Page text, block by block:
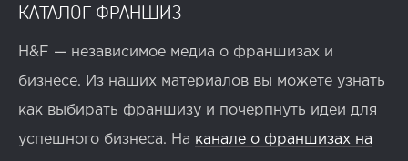
КАТАЛОГ ФРАНШИЗ
H&F — независимое медиа о франшизах и
бизнесе. Из наших материалов вы можете узнать
как выбирать франшизу и почерпнуть идеи для
успешного бизнеса. На канале о франшизах на